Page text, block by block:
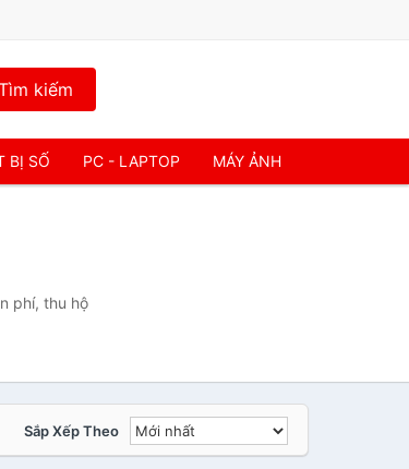
kiếm
BỊ SỐ PC - LAPTOP MÁY ẢNH
phí, thu hộ
Sắp Xếp Theo